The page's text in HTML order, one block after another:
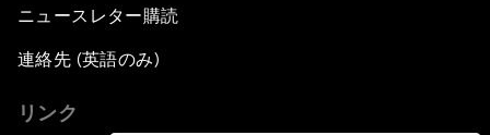
ニュースレター購読
連絡先 (英語のみ)
リンク